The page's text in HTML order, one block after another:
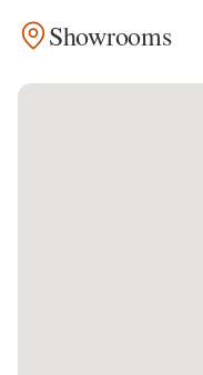
Kontakt
Showrooms